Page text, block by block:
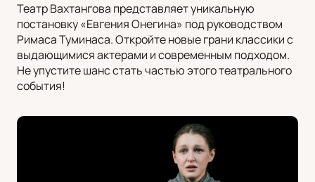
Театр Вахтангова представляет уникальную
постановку «Евгения Онегина» под руководством
Римаса Туминаса. Откройте новые грани классики с
выдающимися актерами и современным подходом.
Не упустите шанс стать частью этого театрального
события!